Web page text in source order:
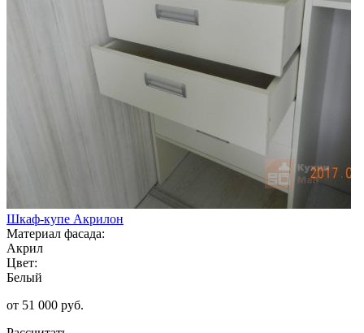
Шкаф-купе Акрилон
Материал фасада:
Акрил
Цвет:
Белый
от 51 000 руб.